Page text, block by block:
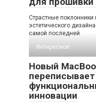
Страстные поклонники
эстетического
самой последней
Интересное
Новый
инновации